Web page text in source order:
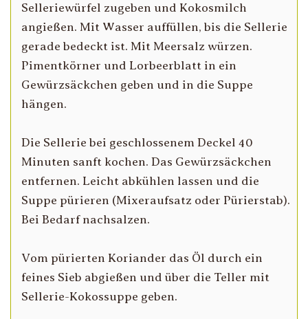
Selleriewürfel zugeben und Kokosmilch
angießen. Mit Wasser auffüllen, bis die Sellerie
gerade bedeckt ist. Mit Meersalz würzen.
Pimentkörner und Lorbeerblatt in ein
Gewürzsäckchen geben und in die Suppe
hängen.
Die Sellerie bei geschlossenem Deckel 40
Minuten sanft kochen. Das Gewürzsäckchen
entfernen. Leicht abkühlen lassen und die
Suppe pürieren (Mixeraufsatz oder Pürierstab).
Bei Bedarf nachsalzen.
Vom pürierten Koriander das Öl durch ein
feines Sieb abgießen und über die Teller mit
Sellerie-Kokossuppe geben.